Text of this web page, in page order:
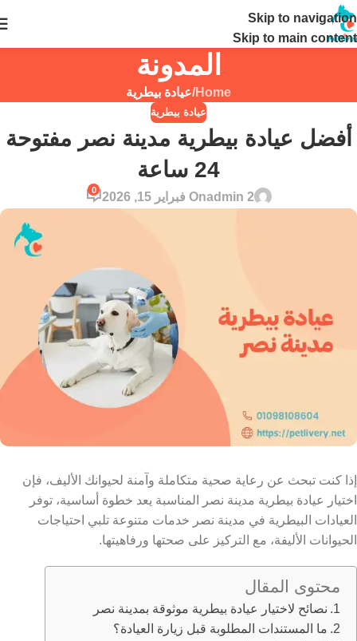
Skip to navigation
Skip to main content
المدونة
Home
/عيادة بيطرية
عيادة بيطرية
أفضل عيادة بيطرية مدينة نصر مفتوحة
24 ساعة
admin 2On فبراير 15, 2026
0
إذا كنت تبحث عن رعاية صحية متكاملة وآمنة لحيوانك الأليف، فإن
اختيار عيادة بيطرية مدينة نصر المناسبة يعد خطوة أساسية، توفر
العيادات البيطرية في مدينة نصر خدمات متنوعة تلبي احتياجات
الحيوانات الأليفة، مع التركيز على صحتها ورفاهيتها.
محتوى المقال
نصائح لاختيار عيادة بيطرية موثوقة بمدينة نصر
​​ما المستندات المطلوبة قبل زيارة العيادة؟